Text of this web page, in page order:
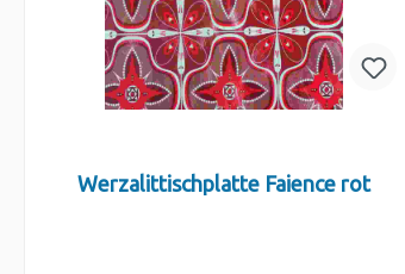
Werzalittischplatte Faience rot